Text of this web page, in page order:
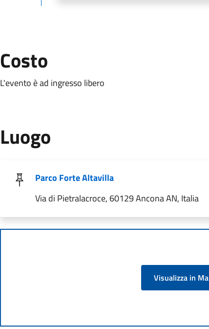
Costo
L'evento è ad ingresso libero
Luogo
Parco Forte Altavilla
Via di Pietralacroce, 60129 Ancona AN, Italia
Visualizza in